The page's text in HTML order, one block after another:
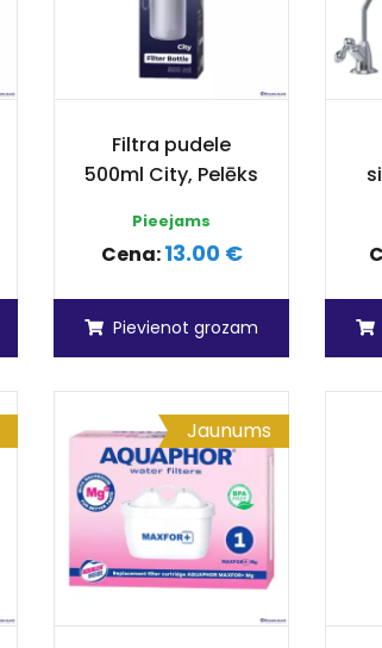
Filtra pudele
500ml City, Pelēks
Pieejams
Cena:13.00 €
Pievienot grozam
Jaunums